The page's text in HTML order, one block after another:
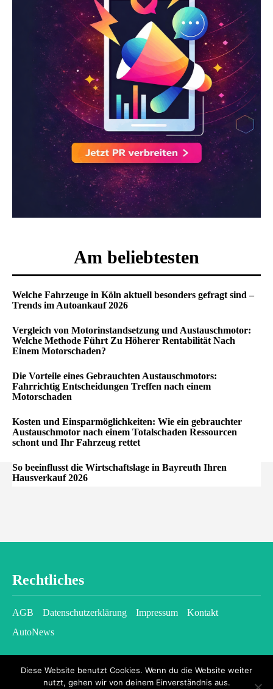
Am beliebtesten
Welche Fahrzeuge in Köln aktuell besonders gefragt sind –
Trends im Autoankauf 2026
Vergleich von Motorinstandsetzung und Austauschmotor:
Welche Methode Führt Zu Höherer Rentabilität Nach
Einem Motorschaden?
Die Vorteile eines Gebrauchten Austauschmotors:
Fahrrichtig Entscheidungen Treffen nach einem
Motorschaden
Kosten und Einsparmöglichkeiten: Wie ein gebrauchter
Austauschmotor nach einem Totalschaden Ressourcen
schont und Ihr Fahrzeug rettet
So beeinflusst die Wirtschaftslage in Bayreuth Ihren
Hausverkauf 2026
Rechtliches
AGB Datenschutzerklärung Impressum
Kontakt
AutoNews
Diese Website benutzt Cookies. Wenn du die Website weiter
nutzt, gehen wir von deinem Einverständnis aus.